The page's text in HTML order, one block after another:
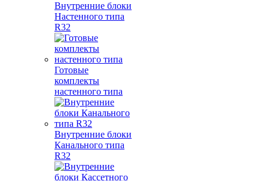
Внутренние блоки
Настенного типа
R32
Готовые
комплекты
настенного типа
Внутренние блоки
Канального типа
R32